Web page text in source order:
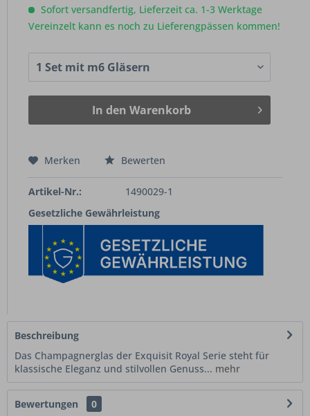
Sofort versandfertig, Lieferzeit ca. 1-3 Werktage
Vereinzelt kann es noch zu Lieferengpässen kommen!
In den Warenkorb
Merken Bewerten
Artikel-Nr.:
1490029-1
Gesetzliche Gewährleistung
Beschreibung
Das Champagnerglas der Exquisit Royal Serie steht für
klassische Eleganz und stilvollen Genuss... mehr
Bewertungen
0